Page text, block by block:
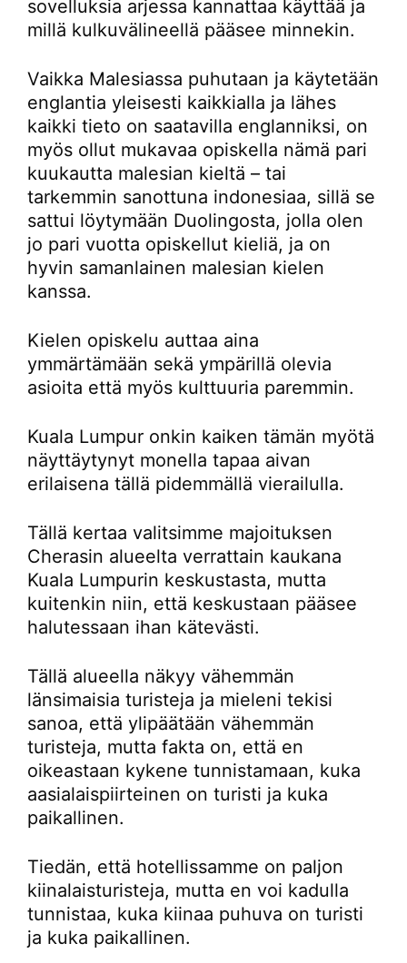
sovelluksia arjessa kannattaa käyttää ja
millä kulkuvälineellä pääsee minnekin.
Vaikka Malesiassa puhutaan ja käytetään
englantia yleisesti kaikkialla ja lähes
kaikki tieto on saatavilla englanniksi, on
myös ollut mukavaa opiskella nämä pari
kuukautta malesian kieltä – tai
tarkemmin sanottuna indonesiaa, sillä se
sattui löytymään Duolingosta, jolla olen
jo pari vuotta opiskellut kieliä, ja on
hyvin samanlainen malesian kielen
kanssa.
Kielen opiskelu auttaa aina
ymmärtämään sekä ympärillä olevia
asioita että myös kulttuuria paremmin.
Kuala Lumpur onkin kaiken tämän myötä
näyttäytynyt monella tapaa aivan
erilaisena tällä pidemmällä vierailulla.
Tällä kertaa valitsimme majoituksen
Cherasin alueelta verrattain kaukana
Kuala Lumpurin keskustasta, mutta
kuitenkin niin, että keskustaan pääsee
halutessaan ihan kätevästi.
Tällä alueella näkyy vähemmän
länsimaisia turisteja ja mieleni tekisi
sanoa, että ylipäätään vähemmän
turisteja, mutta fakta on, että en
oikeastaan kykene tunnistamaan, kuka
aasialaispiirteinen on turisti ja kuka
paikallinen.
Tiedän, että hotellissamme on paljon
kiinalaisturisteja, mutta en voi kadulla
tunnistaa, kuka kiinaa puhuva on turisti
ja kuka paikallinen.